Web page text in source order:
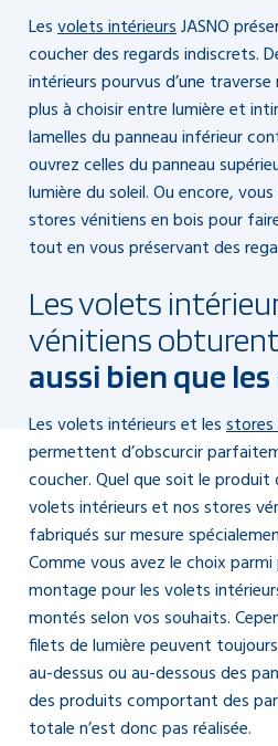
Lesvolets intérieursJASNO
coucher des regards indiscrets.
intérieurs pourvus d’une traverse
plus à choisir entre lumière et
lamelles du panneau inférieur
ouvrez celles du panneau
lumière du soleil. Ou encore,
stores vénitiens en bois pour
tout en vous préservant des
Les volets
vénitiens
aussi bien que les
Les volets intérieurs et les
permettent d’obscurcir
coucher. Quel que soit le produit
volets intérieurs et nos stores
fabriqués sur mesure
Comme vous avez le choix
montage pour les volets
montés selon vos souhaits.
filets de lumière peuvent
au-dessus ou au-dessous des
des produits comportant des
totale n’est donc pas réalisée.